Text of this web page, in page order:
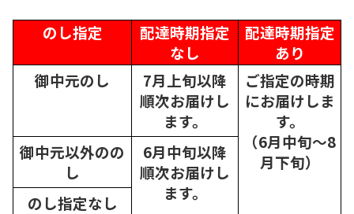
のし指定
配達時期指定
なし
配達時期指定
あり
御中元のし
7月上旬以降
順次お届けし
ます。
ご指定の時期
にお届けしま
す。
（6月中旬～8
月下旬）
御中元以外のの
し
6月中旬以降
順次お届けし
ます。
のし指定なし